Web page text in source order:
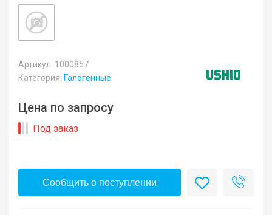
Артикул: 1000857
Категория: Галогенные
Цена по запросу
Под заказ
Сообщить о поступлении